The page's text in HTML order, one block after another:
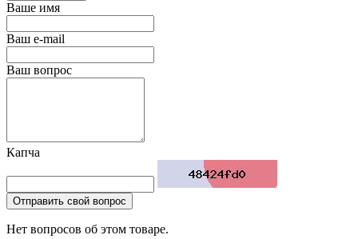
Ваше имя
Ваш e-mail
Ваш вопрос
Капча
Отправить свой вопрос
Нет вопросов об этом товаре.